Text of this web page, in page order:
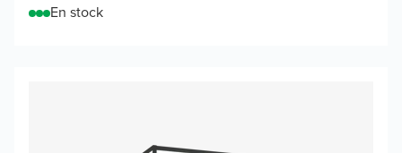
En stock